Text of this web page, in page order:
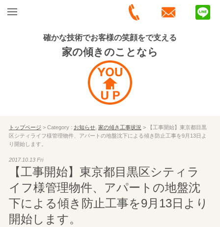
確かな技術でお客様の笑顔をで支える
家の傾きのことなら
トップページ > Category : お知らせ, 家の傾き工事状況 > 【工事開始】東京都目黒
区シティライフ様管理物件、アパートの地盤沈下による傾き防止工事を9月13日よ
り開始します。
2017.10.13 Fri
【工事開始】東京都目黒区シティラ
イフ様管理物件、アパートの地盤沈
下による傾き防止工事を9月13日より
開始します。